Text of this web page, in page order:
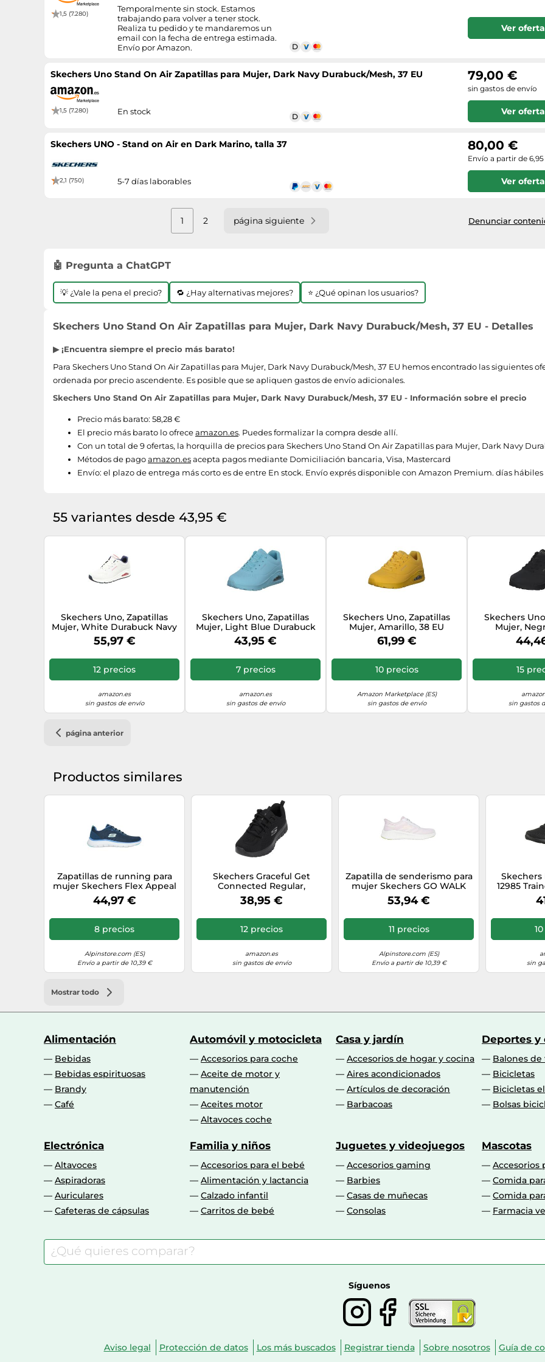
1,5 (7.280)
Temporalmente sin stock. Estamos
trabajando para volver a tener stock.
Realiza tu pedido y te mandaremos un
email con la fecha de entrega estimada.
Envío por Amazon.
Ver oferta
Skechers Uno Stand On Air Zapatillas para Mujer, Dark Navy Durabuck/Mesh, 37 EU
1,5 (7.280) En stock
79,00 €
sin gastos de envío
Ver oferta
Skechers UNO - Stand on Air en Dark Marino, talla 37
2,1 (750) 5-7 días laborables
80,00 €
Envío a partir de
Ver oferta
1 2 página siguiente Denunciar
🤖 Pregunta a ChatGPT
💡 ¿Vale la pena el precio? 🔁 ¿Hay alternativas mejores? ⭐ ¿Qué opinan los usuarios?
Skechers Uno Stand On Air Zapatillas para Mujer, Dark Navy Durabuck/Mesh, 37 EU - Detalles
▶ ¡Encuentra siempre el precio más barato!
Para Skechers Uno Stand On Air Zapatillas para Mujer, Dark Navy Durabuck/Mesh, 37 EU hemos encontrado las siguientes
ordenada por precio ascendente. Es posible que se apliquen gastos de envío adicionales.
Skechers Uno Stand On Air Zapatillas para Mujer, Dark Navy Durabuck/Mesh, 37 EU - Información sobre el precio
Precio más barato: 58,28 €
El precio más barato lo ofreceamazon.es. Puedes formalizar la compra desde allí.
Con un total de 9 ofertas, la horquilla de precios para Skechers Uno Stand On Air Zapatillas para Mujer, Dark Navy
Métodos de pagoamazon.esacepta pagos mediante Domiciliación bancaria, Visa, Mastercard
Envío: el plazo de entrega más corto es de entre En stock. Envío exprés disponible con Amazon Premium. días hábiles
55 variantes desde 43,95 €
Skechers Uno, Zapatillas
Mujer, White Durabuck Navy
Red Trim, 37 EU
55,97 €
12 precios
amazon.es
sin gastos de envío
Skechers Uno, Zapatillas
Mujer, Light Blue Durabuck
Mesh, 37 EU
43,95 €
7 precios
amazon.es
sin gastos de envío
Skechers Uno, Zapatillas
Mujer, Amarillo, 38 EU
61,99 €
10 precios
Amazon Marketplace (ES)
sin gastos de envío
Skechers
Mujer,
15
sin gastos
página anterior
Productos similares
Zapatillas de running para
mujer Skechers Flex Appeal
5.0 (Azul marino)
44,97 €
8 precios
Alpinstore.com (ES)
Envío a partir de 10,39 €
Skechers Graceful Get
Connected Regular,
Zapatillas Mujer, Black Mesh
Trim, 41 EU
38,95 €
12 precios
amazon.es
sin gastos de envío
Zapatilla de senderismo para
mujer Skechers GO WALK
NOW - KHLOE (rosa)
53,94 €
11 precios
Alpinstore.com (ES)
Envío a partir de 10,39 €
Skechers
12985
sin
Mostrar todo
Alimentación
Bebidas
Bebidas espirituosas
Brandy
Café
Automóvil y motocicleta
Accesorios para coche
Aceite de motor y
manutención
Aceites motor
Altavoces coche
Casa y jardín
Accesorios de hogar y cocina
Aires acondicionados
Artículos de decoración
Barbacoas
Deportes y
Balones
Bicicletas
Bicicletas
Bolsas
Electrónica
Altavoces
Aspiradoras
Auriculares
Cafeteras de cápsulas
Familia y niños
Accesorios para el bebé
Alimentación y lactancia
Calzado infantil
Carritos de bebé
Juguetes y videojuegos
Accesorios gaming
Barbies
Casas de muñecas
Consolas
Mascotas
Accesorios
Comida
Comida
Farmacia
Síguenos
Aviso legal Protección de datos Los más buscados Registrar tienda Sobre nosotros Guía de